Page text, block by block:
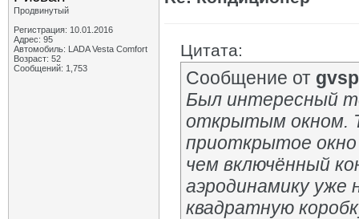
Продвинутый
Регистрация: 10.01.2016
Адрес: 95
Автомобиль: LADA Vesta Сomfort
Возраст: 52
Сообщений: 1,753
Цитата:
Сообщение от gvsp
Был интересный
открытым окном.
приоткрытое
чем включённый
аэродинамику уже
квадратную